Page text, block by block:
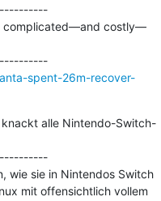
complicated—and costly—
---------------------------------------------
spent-26m-recover-
alle Nintendo-Switch-
wie sie in Nintendos Switch
mit offensichtlich vollem